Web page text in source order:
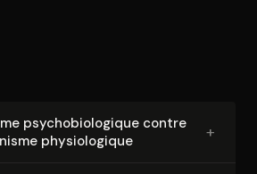
». Cette refonte
à une vision purement
psy­cho­bio­lo­gique contre
phy­sio­lo­gique
+